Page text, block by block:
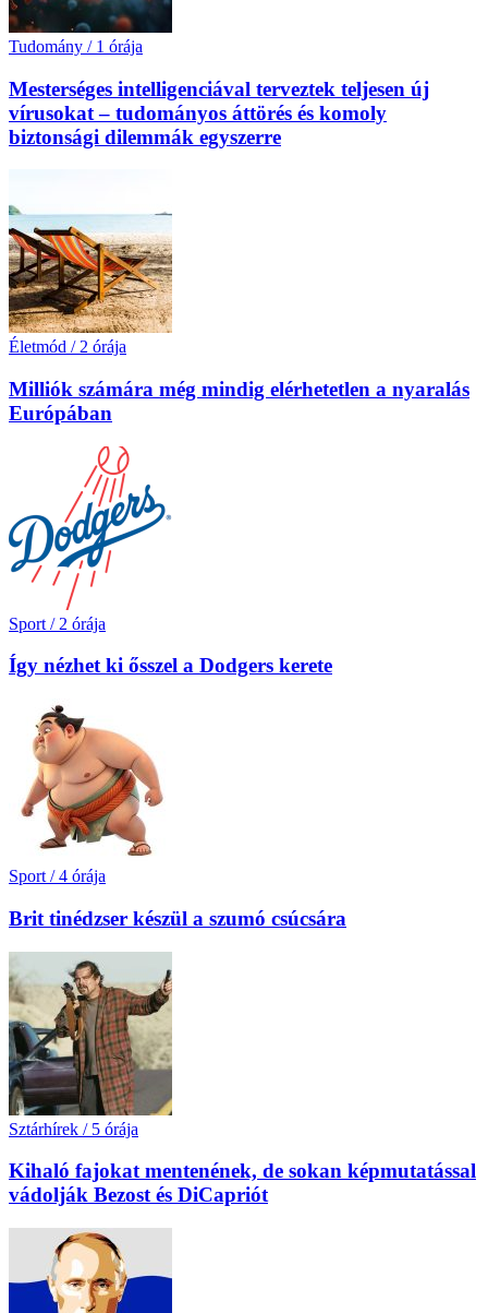
Tudomány / 1 órája
Mesterséges intelligenciával terveztek teljesen új
vírusokat – tudományos áttörés és komoly
biztonsági dilemmák egyszerre
Életmód / 2 órája
Milliók számára még mindig elérhetetlen a nyaralás
Európában
Sport / 2 órája
Így nézhet ki ősszel a Dodgers kerete
Sport / 4 órája
Brit tinédzser készül a szumó csúcsára
Sztárhírek / 5 órája
Kihaló fajokat mentenének, de sokan képmutatással
vádolják Bezost és DiCapriót